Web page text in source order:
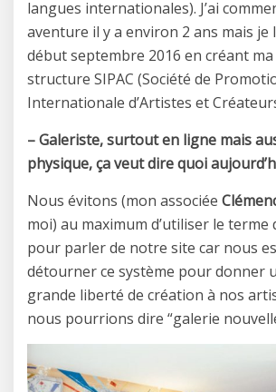
langues internationales). J’ai
aventure il y a environ 2 ans mais je
début septembre 2016 en créant
structure SIPAC (Société de
Internationale d’Artistes et
– Galeriste, surtout en ligne mais
physique, ça veut dire quoi
Nous évitons (mon associée
moi) au maximum d’utiliser le terme
pour parler de notre site car nous
détourner ce système pour donner
grande liberté de création à nos
nous pourrions dire “galerie